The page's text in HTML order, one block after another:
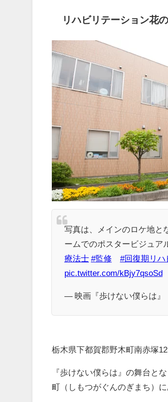
リハビリテーション花
写真は、メインのロケ地と
ームでのポスタービジュア
療法士 #監修 #回復期リハ
pic.twitter.com/kBjy7qsoSd
— 映画『歩けない僕らは』
栃木県下都賀郡野木町南赤塚
『歩けない僕らは』の舞台と
町（しもつがぐんのぎまち）